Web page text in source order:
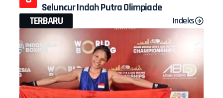
Seluncur Indah Putra Olimpiade
TERBARU
Indeks